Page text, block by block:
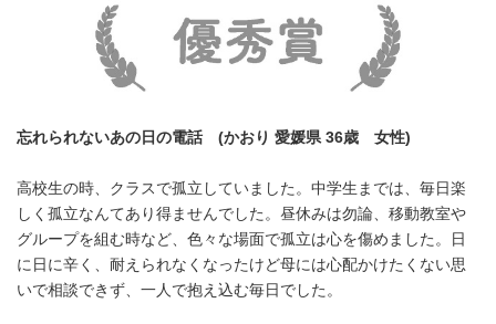
忘れられないあの日の電話 (かおり 愛媛県36歳 女性)
高校生の時、クラスで孤立していました。中学生までは、毎日楽
しく孤立なんてあり得ませんでした。昼休みは勿論、移動教室や
グループを組む時など、色々な場面で孤立は心を傷めました。日
に日に辛く、耐えられなくなったけど母には心配かけたくない思
いで相談できず、一人で抱え込む毎日でした。